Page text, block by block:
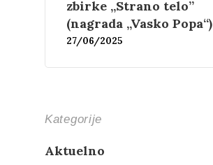
zbirke „Strano telo”
(nagrada „Vasko Popa“)
27/06/2025
Kategorije
Aktuelno